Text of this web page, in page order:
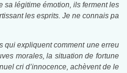
sa légitime émotion, ils ferment les
les esprits. Je ne connais pa
qui expliquent comment une erreu
morales, la situation de fortune
cri d’innocence, achèvent de le